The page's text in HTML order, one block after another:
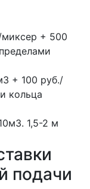
+ 500
+ 100 руб./
кольца
1,5-2 м
подачи